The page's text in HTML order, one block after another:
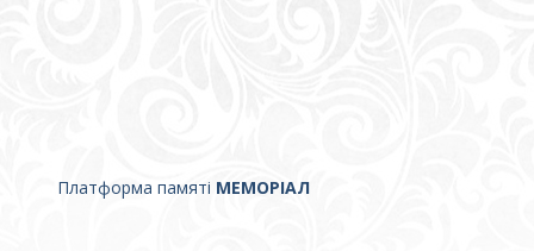
Платформа памяті МЕМОРІАЛ